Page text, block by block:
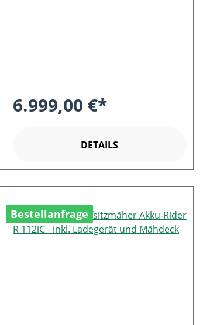
6.999,00 €*
DETAILS
Bestellanfrage